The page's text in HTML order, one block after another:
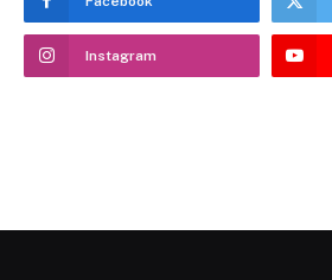
Instagram